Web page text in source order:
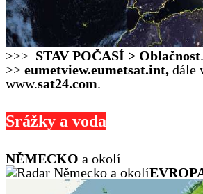
>>> STAV POČASÍ > Oblačnost.
>> eumetview.eumetsat.int, dále
www.sat24.com.
Srážky a voda
NĚMECKO a okolí